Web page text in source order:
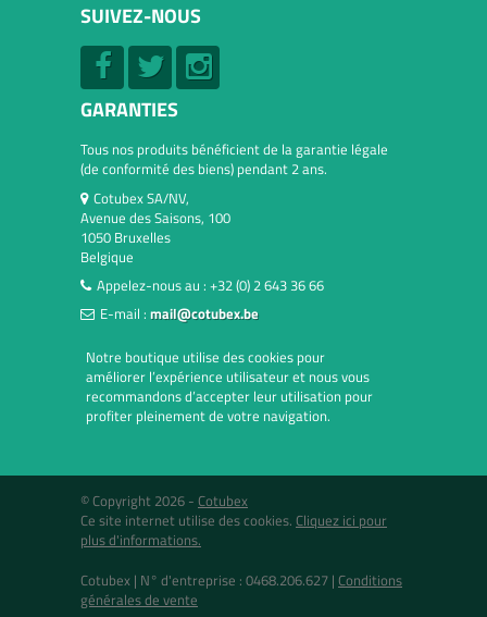
SUIVEZ-NOUS
GARANTIES
Tous nos produits bénéficient de la garantie légale
(de conformité des biens) pendant 2 ans.
Cotubex SA/NV,
Avenue des Saisons, 100
1050 Bruxelles
Belgique
Appelez-nous au : +32 (0) 2 643 36 66
E-mail : mail@cotubex.be
Notre boutique utilise des cookies pour
améliorer l’expérience utilisateur et nous vous
recommandons d’accepter leur utilisation pour
profiter pleinement de votre navigation.
© Copyright 2026 - Cotubex
Ce site internet utilise des cookies. Cliquez ici pour
plus d'informations.
Cotubex | N° d'entreprise : 0468.206.627 | Conditions
générales de vente